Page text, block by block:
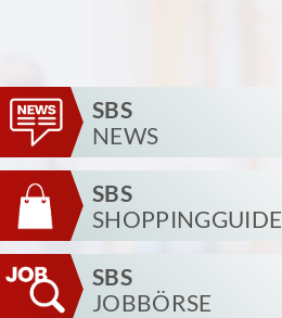
SBS
NEWS
SBS
SHOPPINGGUIDE
SBS
JOBBÖRSE